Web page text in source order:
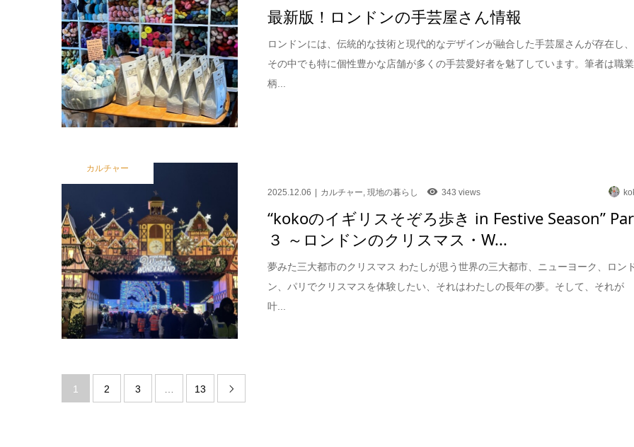
最新版！ロンドンの手芸屋さん情報
ロンドンには、伝統的な技術と現代的なデザインが融合した手芸屋さんが存在し、
その中でも特に個性豊かな店舗が多くの手芸愛好者を魅了しています。筆者は職業
柄...
カルチャー
2025.12.06 カルチャー ,現地の暮らし 343 views
“kokoのイギリスそぞろ歩き in Festive Season”
３ ～ロンドンのクリスマス・W...
夢みた三大都市のクリスマス わたしが思う世界の三大都市、ニューヨーク、ロン
ン、パリでクリスマスを体験したい、それはわたしの長年の夢。そして、それが
叶...
1 2 3 13 